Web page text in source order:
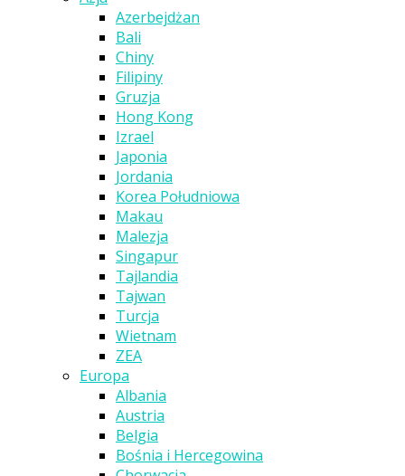
Azerbejdżan
Bali
Chiny
Filipiny
Gruzja
Hong Kong
Izrael
Japonia
Jordania
Korea Południowa
Makau
Malezja
Singapur
Tajlandia
Tajwan
Turcja
Wietnam
ZEA
Europa
Albania
Austria
Belgia
Bośnia i Hercegowina